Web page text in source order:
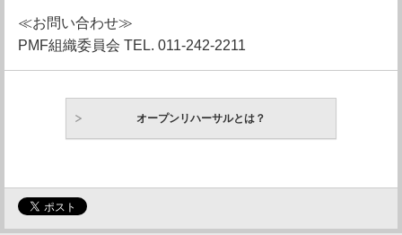
≪お問い合わせ≫
PMF組織委員会 TEL. 011-242-2211
オープンリハーサルとは？